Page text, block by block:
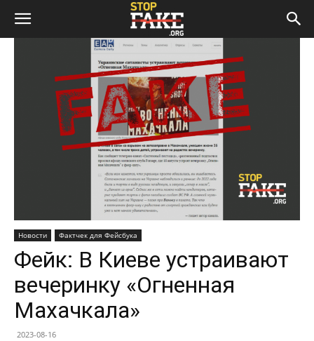
Новости Фактчек для Фейсбука
Фейк: В Киеве устраивают
вечеринку «Огненная
Махачкала»
2023-08-16